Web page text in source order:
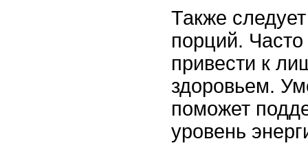
Также
порций.
привести к
здоровьем.
поможет
уровень